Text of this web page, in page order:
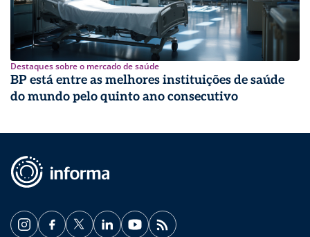
Destaques sobre o mercado de saúde
BP está entre as melhores instituições de saúde
do mundo pelo quinto ano consecutivo